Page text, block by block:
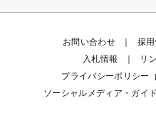
お問い合わせ 採
入札情報
リ
プライバシーポリシー
ソーシャルメディア・ガイ